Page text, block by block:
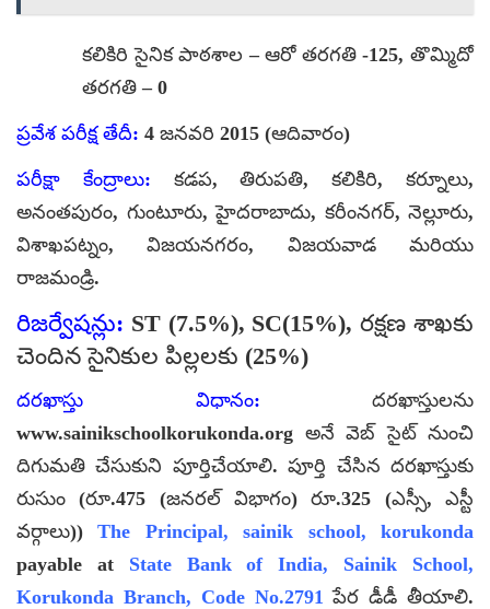
కలికిరి సైనిక పాఠశాల – ఆరో తరగతి -125, తొమ్మిదో
తరగతి – 0
ప్రవేశ పరీక్ష తేదీ: 4 జనవరి 2015 (ఆదివారం)
పరీక్షా కేంద్రాలు: కడప, తిరుపతి, కలికిరి, కర్నూలు,
అనంతపురం, గుంటూరు, హైదరాబాదు, కరీంనగర్, నెల్లూరు,
విశాఖపట్నం, విజయనగరం, విజయవాడ మరియు
రాజమండ్రి.
రిజర్వేషన్లు: ST (7.5%), SC(15%), రక్షణ శాఖకు
చెందిన సైనికుల పిల్లలకు (25%)
దరఖాస్తు విధానం: దరఖాస్తులను
www.sainikschoolkorukonda.org అనే వెబ్ సైట్ నుంచి
దిగుమతి చేసుకుని పూర్తిచేయాలి. పూర్తి చేసిన దరఖాస్తుకు
రుసుం (రూ.475 (జనరల్ విభాగం) రూ.325 (ఎస్సీ, ఎస్టీ
వర్గాలు))The Principal, sainik school, korukonda
payable at State Bank of India, Sainik School,
Korukonda Branch, Code No.2791 పేర డీడీ తీయాలి.